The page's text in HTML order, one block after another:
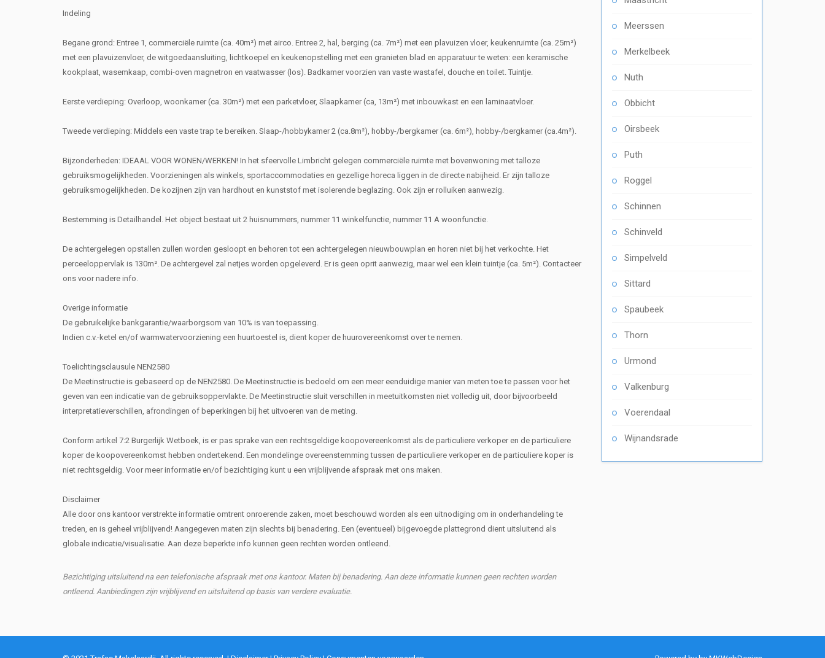
Indeling
Begane grond: Entree 1, commerciële ruimte (ca. 40m²) met airco. Entree 2, hal, berging (ca. 7m²) met een plavuizen vloer, keukenruimte (ca. 25m²)
met een plavuizenvloer, de witgoedaansluiting, lichtkoepel en keukenopstelling met een granieten blad en apparatuur te weten: een keramische
kookplaat, wasemkaap, combi-oven magnetron en vaatwasser (los). Badkamer voorzien van vaste wastafel, douche en toilet. Tuintje.
Eerste verdieping: Overloop, woonkamer (ca. 30m²) met een parketvloer, Slaapkamer (ca, 13m²) met inbouwkast en een laminaatvloer.
Tweede verdieping: Middels een vaste trap te bereiken. Slaap-/hobbykamer 2 (ca.8m²), hobby-/bergkamer (ca. 6m²), hobby-/bergkamer (ca.4m²).
Bijzonderheden: IDEAAL VOOR WONEN/WERKEN! In het sfeervolle Limbricht gelegen commerciële ruimte met bovenwoning met talloze
gebruiksmogelijkheden. Voorzieningen als winkels, sportaccommodaties en gezellige horeca liggen in de directe nabijheid. Er zijn talloze
gebruiksmogelijkheden. De kozijnen zijn van hardhout en kunststof met isolerende beglazing. Ook zijn er rolluiken aanwezig.
Bestemming is Detailhandel. Het object bestaat uit 2 huisnummers, nummer 11 winkelfunctie, nummer 11 A woonfunctie.
De achtergelegen opstallen zullen worden gesloopt en behoren tot een achtergelegen nieuwbouwplan en horen niet bij het verkochte. Het
perceeloppervlak is 130m². De achtergevel zal netjes worden opgeleverd. Er is geen oprit aanwezig, maar wel een klein tuintje (ca. 5m²). Contacteer
ons voor nadere info.
Overige informatie
De gebruikelijke bankgarantie/waarborgsom van 10% is van toepassing.
Indien c.v.-ketel en/of warmwatervoorziening een huurtoestel is, dient koper de huurovereenkomst over te nemen.
Toelichtingsclausule NEN2580
De Meetinstructie is gebaseerd op de NEN2580. De Meetinstructie is bedoeld om een meer eenduidige manier van meten toe te passen voor het
geven van een indicatie van de gebruiksoppervlakte. De Meetinstructie sluit verschillen in meetuitkomsten niet volledig uit, door bijvoorbeeld
interpretatieverschillen, afrondingen of beperkingen bij het uitvoeren van de meting.
Conform artikel 7:2 Burgerlijk Wetboek, is er pas sprake van een rechtsgeldige koopovereenkomst als de particuliere verkoper en de particuliere
koper de koopovereenkomst hebben ondertekend. Een mondelinge overeenstemming tussen de particuliere verkoper en de particuliere koper is
niet rechtsgeldig. Voor meer informatie en/of bezichtiging kunt u een vrijblijvende afspraak met ons maken.
Disclaimer
Alle door ons kantoor verstrekte informatie omtrent onroerende zaken, moet beschouwd worden als een uitnodiging om in onderhandeling te
treden, en is geheel vrijblijvend! Aangegeven maten zijn slechts bij benadering. Een (eventueel) bijgevoegde plattegrond dient uitsluitend als
globale indicatie/visualisatie. Aan deze beperkte info kunnen geen rechten worden ontleend.
Bezichtiging uitsluitend na een telefonische afspraak met ons kantoor. Maten bij benadering. Aan deze informatie kunnen geen rechten worden
ontleend. Aanbiedingen zijn vrijblijvend en uitsluitend op basis van verdere evaluatie.
Meerssen
Merkelbeek
Nuth
Obbicht
Oirsbeek
Puth
Roggel
Schinnen
Schinveld
Simpelveld
Sittard
Spaubeek
Thorn
Urmond
Valkenburg
Voerendaal
Wijnandsrade